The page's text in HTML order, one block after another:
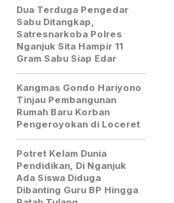
Dua Terduga Pengedar
Sabu Ditangkap,
Satresnarkoba Polres
Nganjuk Sita Hampir 11
Gram Sabu Siap Edar
Kangmas Gondo Hariyono
Tinjau Pembangunan
Rumah Baru Korban
Pengeroyokan di Loceret
Potret Kelam Dunia
Pendidikan, Di Nganjuk
Ada Siswa Diduga
Dibanting Guru BP Hingga